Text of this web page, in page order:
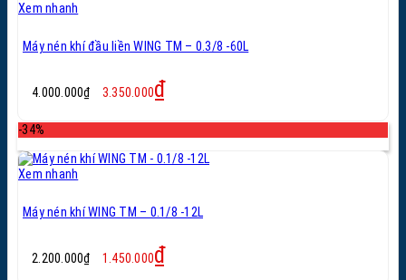
Xem nhanh
Máy nén khí đầu liền WING TM – 0.3/8 -60L
4.000.000₫
Giá
gốc
3.350.000₫
-34%
Xem nhanh
Máy nén khí WING TM – 0.1/8 -12L
2.200.000₫
Giá
gốc
1.450.000₫